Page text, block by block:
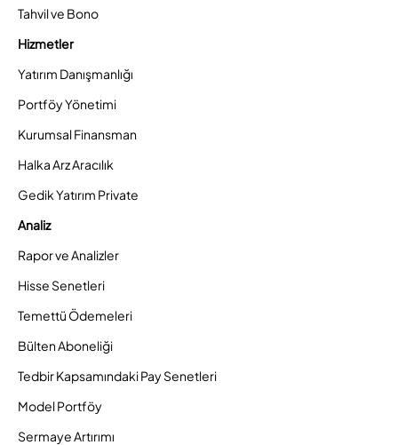
Tahvil ve Bono
Hizmetler
Yatırım Danışmanlığı
Portföy Yönetimi
Kurumsal Finansman
Halka Arz Aracılık
Gedik Yatırım Private
Analiz
Rapor ve Analizler
Hisse Senetleri
Temettü Ödemeleri
Bülten Aboneliği
Tedbir Kapsamındaki Pay Senetleri
Model Portföy
Sermaye Artırımı